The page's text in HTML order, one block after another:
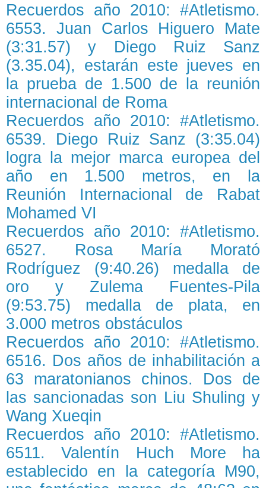
Recuerdos año 2010: #Atletismo.
6553. Juan Carlos Higuero Mate
(3:31.57) y Diego Ruiz Sanz
(3.35.04), estarán este jueves en
la prueba de 1.500 de la reunión
internacional de Roma
Recuerdos año 2010: #Atletismo.
6539. Diego Ruiz Sanz (3:35.04)
logra la mejor marca europea del
año en 1.500 metros, en la
Reunión Internacional de Rabat
Mohamed VI
Recuerdos año 2010: #Atletismo.
6527. Rosa María Morató
Rodríguez (9:40.26) medalla de
oro y Zulema Fuentes-Pila
(9:53.75) medalla de plata, en
3.000 metros obstáculos
Recuerdos año 2010: #Atletismo.
6516. Dos años de inhabilitación a
63 maratonianos chinos. Dos de
las sancionadas son Liu Shuling y
Wang Xueqin
Recuerdos año 2010: #Atletismo.
6511. Valentín Huch More ha
establecido en la categoría M90,